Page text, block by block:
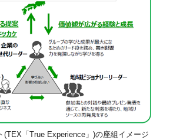
(TEX「True Experience」)の座組イメージ